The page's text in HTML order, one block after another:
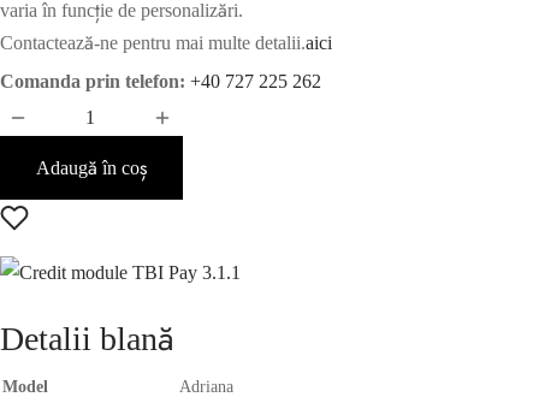
varia în funcție de personalizări.
Contactează-ne pentru mai multe detalii.aici
Comanda prin telefon: +40 727 225 262
Adaugă în coș
Detalii blană
Model
Adriana